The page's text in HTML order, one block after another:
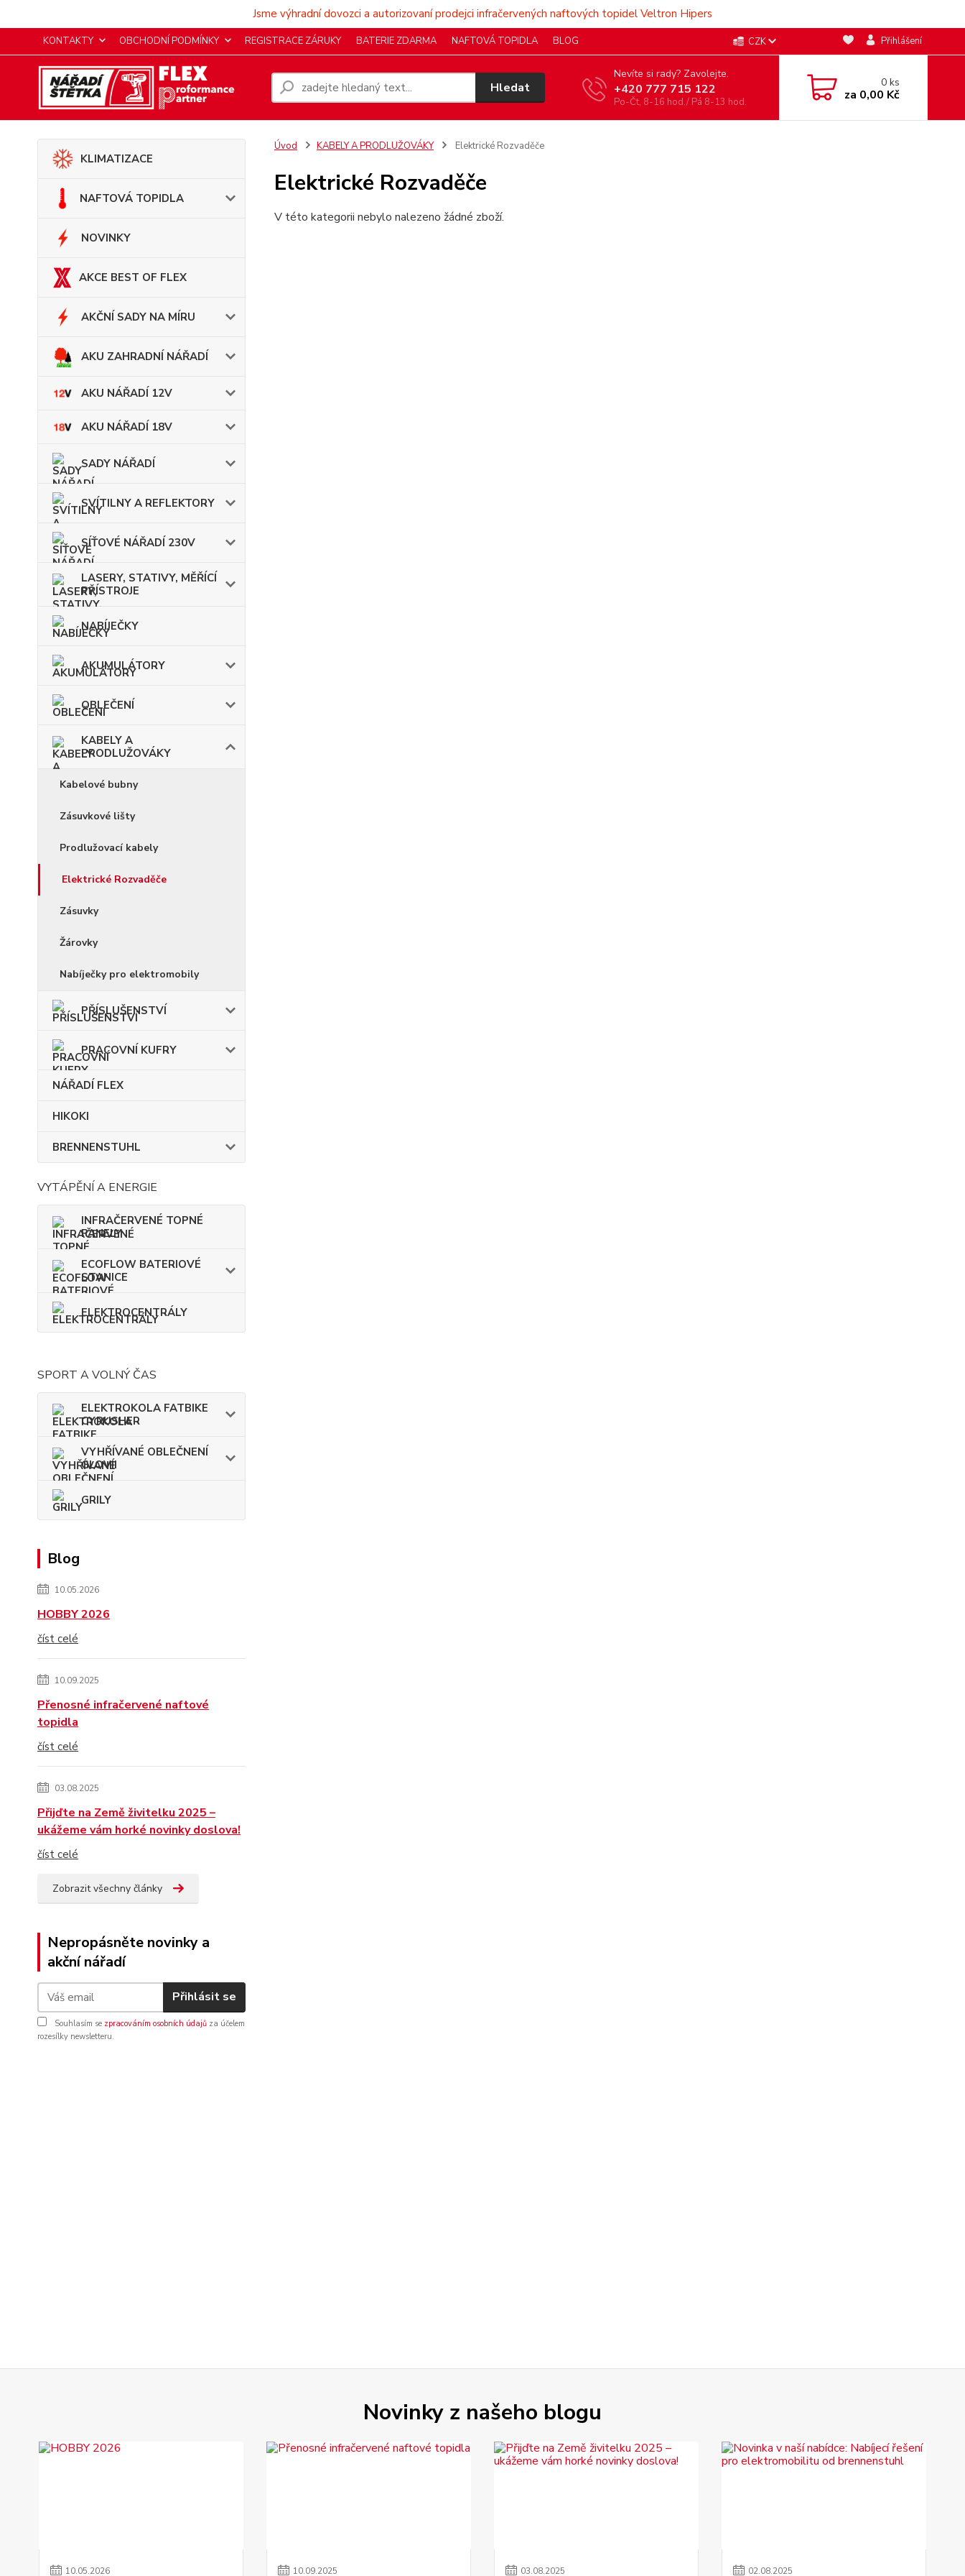
Jsme výhradní dovozci a autorizovaní prodejci infračervených naftových topidel Veltron Hipers
KONTAKTY OBCHODNÍ PODMÍNKY REGISTRACE ZÁRUKY BATERIE ZDARMA NAFTOVÁ TOPIDLA BLOG CZK Přihlášení
Hledat
Nevíte si rady? Zavolejte.
+420 777 715 122
Po-Čt, 8-16 hod./ Pá 8-13 hod.
0ks
za 0,00 Kč
KLIMATIZACE
NAFTOVÁ TOPIDLA
NOVINKY
AKCE BEST OF FLEX
AKČNÍ SADY NA MÍRU
AKU ZAHRADNÍ NÁŘADÍ
AKU NÁŘADÍ 12V
AKU NÁŘADÍ 18V
SADY NÁŘADÍ
SVÍTILNY A REFLEKTORY
SÍŤOVÉ NÁŘADÍ 230V
LASERY, STATIVY, MĚŘÍCÍ
PŘÍSTROJE
NABÍJEČKY
AKUMULÁTORY
OBLEČENÍ
KABELY A
PRODLUŽOVÁKY
Kabelové bubny
Zásuvkové lišty
Prodlužovací kabely
Elektrické Rozvaděče
Zásuvky
Žárovky
Nabíječky pro elektromobily
PŘÍSLUŠENSTVÍ
PRACOVNÍ KUFRY
NÁŘADÍ FLEX
HIKOKI
BRENNENSTUHL
VYTÁPĚNÍ A ENERGIE
INFRAČERVENÉ TOPNÉ
PANELY
ECOFLOW BATERIOVÉ
STANICE
ELEKTROCENTRÁLY
SPORT A VOLNÝ ČAS
ELEKTROKOLA FATBIKE
CYRUSHER
VYHŘÍVANÉ OBLEČNENÍ
GLOVII
GRILY
Blog
10.05.2026
HOBBY 2026
číst celé
10.09.2025
Přenosné infračervené naftové
topidla
číst celé
03.08.2025
Přijďte na Země živitelku 2025 –
ukážeme vám horké novinky doslova!
číst celé
Zobrazit všechny články
Nepropásněte novinky a
akční nářadí
Přihlásit se
Souhlasím se zpracováním osobních údajů za účelem
rozesílky newsletteru.
Úvod KABELY A PRODLUŽOVÁKY Elektrické Rozvaděče
Elektrické Rozvaděče
V této kategorii nebylo nalezeno žádné zboží.
Novinky z našeho blogu
10.05.2026 10.09.2025 03.08.2025 02.08.2025